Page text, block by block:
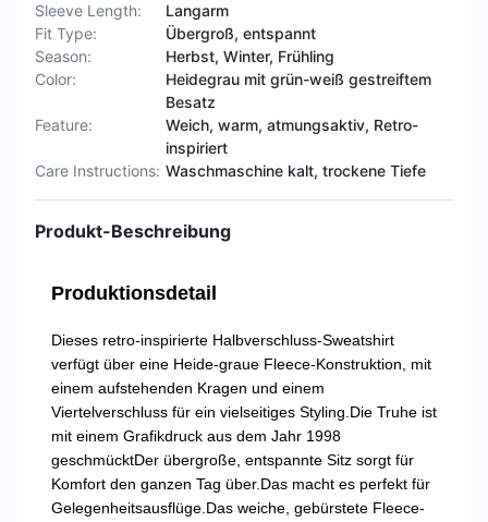
Sleeve Length:
Langarm
Fit Type:
Übergroß, entspannt
Season:
Herbst, Winter, Frühling
Color:
Heidegrau mit grün-weiß gestreiftem
Besatz
Feature:
Weich, warm, atmungsaktiv, Retro-
inspiriert
Care Instructions: Waschmaschine kalt, trockene Tiefe
Produkt-Beschreibung
Produktionsdetail
Dieses retro-inspirierte Halbverschluss-Sweatshirt
verfügt über eine Heide-graue Fleece-Konstruktion, mit
einem aufstehenden Kragen und einem
Viertelverschluss für ein vielseitiges Styling.Die Truhe ist
mit einem Grafikdruck aus dem Jahr 1998
geschmücktDer übergroße, entspannte Sitz sorgt für
Komfort den ganzen Tag über.Das macht es perfekt für
Gelegenheitsausflüge.Das weiche, gebürstete Fleece-